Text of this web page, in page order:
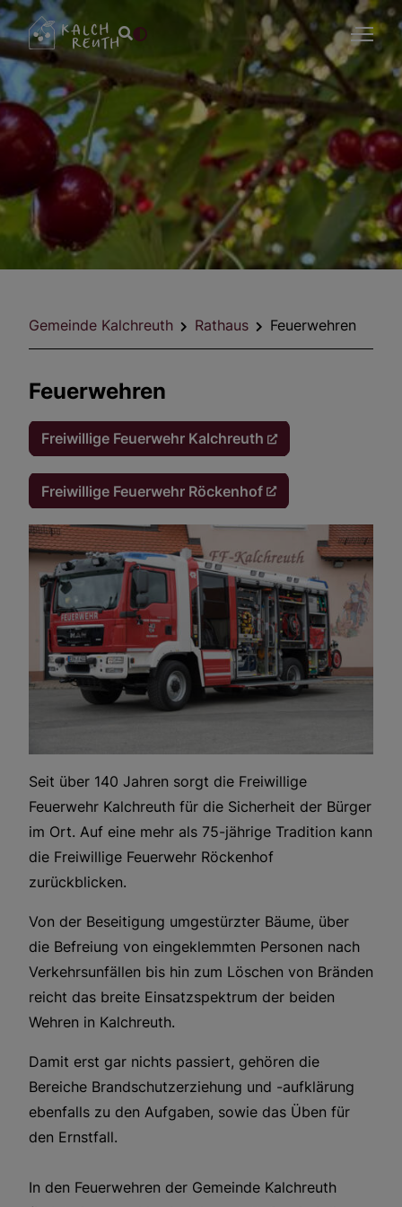
Aktuelles
Gemeindeportrait
Rathaus
Wirtschaft & Bauen
Freizeit & Tourismus
Kultur & Soziales
Gemeinde Kalchreuth Rathaus Feuerwehren
Feuerwehren
Freiwillige Feuerwehr Kalchreuth
Freiwillige Feuerwehr Röckenhof
Seit über 140 Jahren sorgt die Freiwillige
Feuerwehr Kalchreuth für die Sicherheit der Bürger
im Ort. Auf eine mehr als 75-jährige Tradition kann
die Freiwillige Feuerwehr Röckenhof
zurückblicken.
Von der Beseitigung umgestürzter Bäume, über
die Befreiung von eingeklemmten Personen nach
Verkehrsunfällen bis hin zum Löschen von Bränden
reicht das breite Einsatzspektrum der beiden
Wehren in Kalchreuth.
Damit erst gar nichts passiert, gehören die
Bereiche Brandschutzerziehung und -aufklärung
ebenfalls zu den Aufgaben, sowie das Üben für
den Ernstfall.
In den Feuerwehren der Gemeinde Kalchreuth